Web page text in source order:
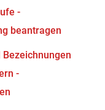
-
beantragen
-